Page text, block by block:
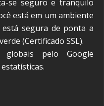
se seguro e tranquilo
está em um ambiente
segura de ponta a
(Certificado SSL).
globais pelo Google